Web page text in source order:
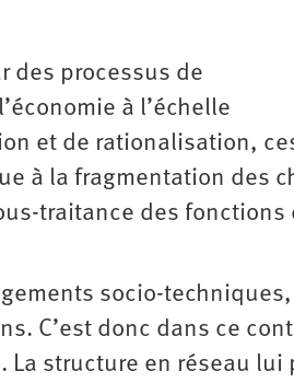
des processus de
à l’échelle
et de rationalisation,
à la fragmentation des
traitance des fonctions
socio-
C’est donc dans ce
La structure en réseau lui